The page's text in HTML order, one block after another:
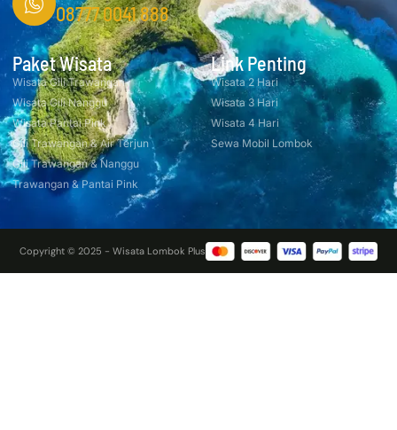
08777 0041 888
Paket Wisata
Wisata Gili Trawangan
Wisata Gili Nanggu
Wisata Pantai Pink
Gili Trawangan & Air Terjun
Gili Trawangan & Nanggu
Trawangan & Pantai Pink
Link Penting
Wisata 2 Hari
Wisata 3 Hari
Wisata 4 Hari
Sewa Mobil Lombok
Copyright © 2025 - Wisata Lombok Plus